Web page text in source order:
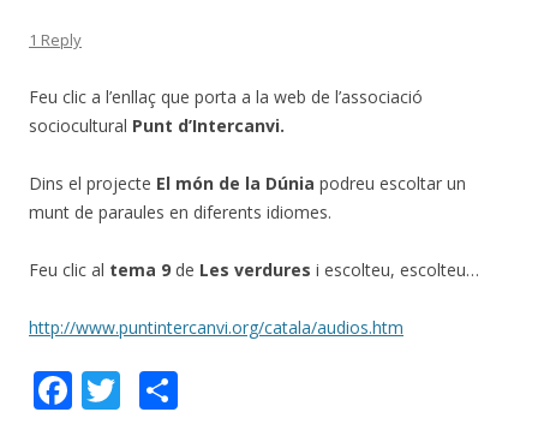
1 Reply
Feu clic a l’enllaç que porta a la web de l’associació
sociocultural Punt d’Intercanvi.
Dins el projecte El món de la Dúnia podreu escoltar un
munt de paraules en diferents idiomes.
Feu clic al tema 9 de Les verdures i escolteu, escolteu…
http://www.puntintercanvi.org/catala/audios.htm
F T